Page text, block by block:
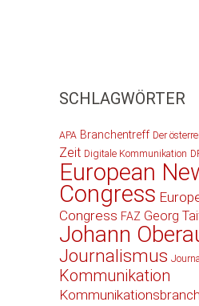
SCHLAGWÖRTER
APA Branchentreff Der
Zeit Digitale Kommunikation
European
Congress
Congress FAZ Georg
Johann
Journalismus
Kommunikation